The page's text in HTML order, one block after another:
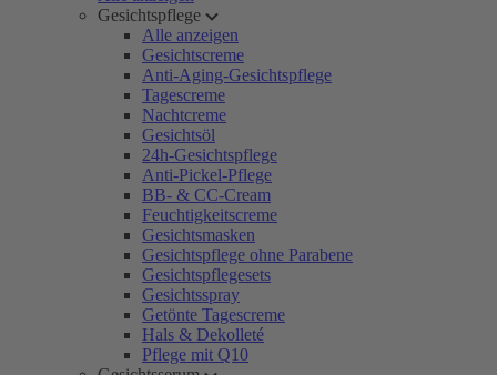
Gesichtspflege
Alle anzeigen
Gesichtscreme
Anti-Aging-Gesichtspflege
Tagescreme
Nachtcreme
Gesichtsöl
24h-Gesichtspflege
Anti-Pickel-Pflege
BB- & CC-Cream
Feuchtigkeitscreme
Gesichtsmasken
Gesichtspflege ohne Parabene
Gesichtspflegesets
Gesichtsspray
Getönte Tagescreme
Hals & Dekolleté
Pflege mit Q10